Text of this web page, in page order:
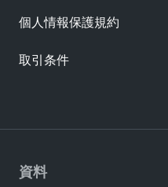
資料
個人情報保護規約
取引条件